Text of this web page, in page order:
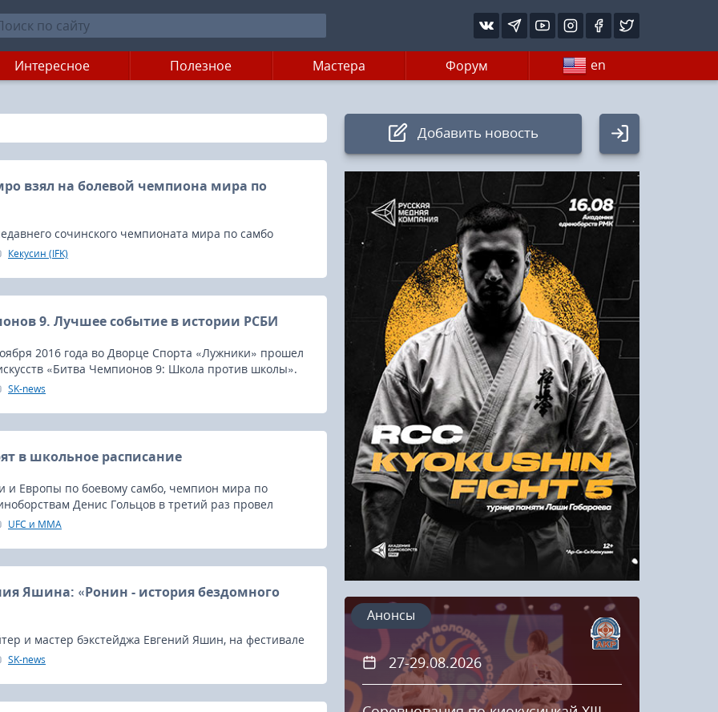
Интересное Полезное Мастера Форум en
взял на болевой чемпиона мира по
сочинского чемпионата мира по самбо
и Владимир Балыков передали, так сказать,
Кекусин (IFK)
9. Лучшее событие в истории РСБИ
2016 года во Дворце Спорта «Лужники» прошел
«Битва Чемпионов 9: Школа против школы».
SK-news
в школьное расписание
и Европы по боевому самбо, чемпион мира по
Денис Гольцов в третий раз провел
который прошел в самой большой 93-й школе в
UFC и MMA
Яшина: «Ронин - история бездомного
и мастер бэкстейджа Евгений Яшин, на фестивале
в Тольяти завоевал очередную награду за
SK-news
Добавить новость
Авторизация
Логин:
Пароль
Войти
Напомнить пароль
Регистрация
27-29.08.2026
Анонсы